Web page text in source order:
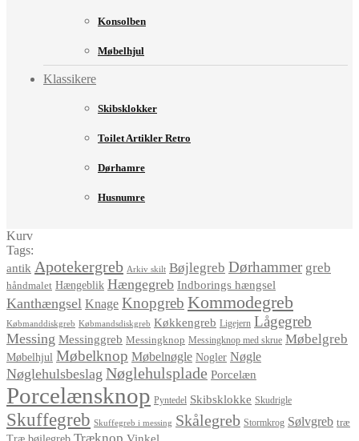
Konsolben
Møbelhjul
Klassikere
Skibsklokker
Toilet Artikler Retro
Dørhamre
Husnumre
Kurv
Tags:
antik Apotekergreb Arkiv skilt Bøjlegreb Dørhammer greb
håndmalet Hængeblik Hængegreb Indborings hængsel
Kanthængsel Knage Knopgreb Kommodegreb
Købmanddiskgreb Købmandsdiskgreb Køkkengreb Ligejern Lågegreb
Messing Messinggreb Messingknop Messingknop med skrue Møbelgreb
Møbelhjul Møbelknop Møbelnøgle Nogler Nøgle
Nøglehulsbeslag Nøglehulsplade Porcelæn
Porcelænsknop Pyntedel Skibsklokke Skudrigle
Skuffegreb Skuffegreb i messing Skålegreb Stormkrog Sølvgreb træ